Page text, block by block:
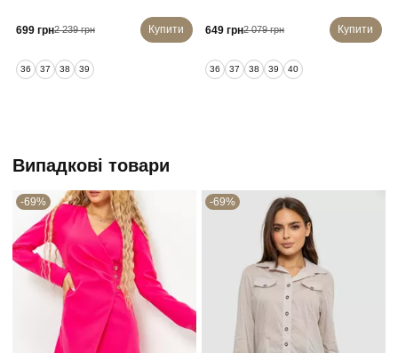
699 грн2 239 грн Купити
36 37 38 39
649 грн2 079 грн Купити
36 37 38 39 40
Випадкові товари
-69% -69%